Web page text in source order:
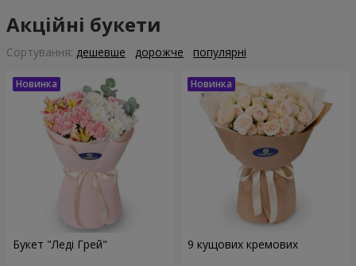
Акційні букети
Сортування: дешевше дорожче популярні
Букет "Леді Грей" 9 кущових кремових